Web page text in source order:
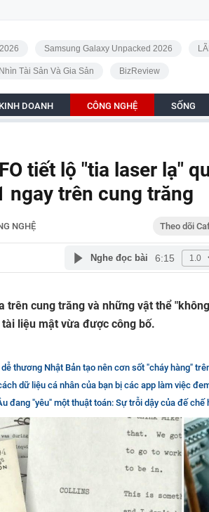
Samsung Galaxy Unpacked 2026
Tài Sản Và Gia Sản BizReview
KINH DOANH CÔNG NGHỆ SỐNG
tiết lộ "tia laser lạ"
ngay trên cung trăng
NGHỆ Theo dõi
Nghe đọc bài 6:15
trên cung trăng và những vật thể
liệu mật vừa được công bố.
thương Nhật Bản tạo nên cơn sốt "cháy hàng"
dữ liệu cá nhân của bạn bị các app làm việc
đang "yêu" một thuật toán: Sự trỗi dậy của đế